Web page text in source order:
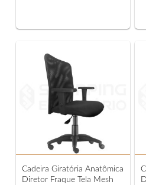
Cadeira Giratória Anatômica
Diretor Fraque Tela Mesh